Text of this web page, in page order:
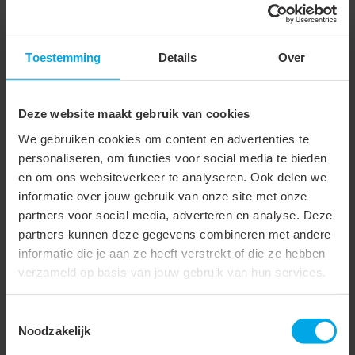
Toestemming Details Over
Deze website maakt gebruik van cookies
We gebruiken cookies om content en advertenties te
personaliseren, om functies voor social media te bieden
en om ons websiteverkeer te analyseren. Ook delen we
informatie over jouw gebruik van onze site met onze
partners voor social media, adverteren en analyse. Deze
partners kunnen deze gegevens combineren met andere
informatie die je aan ze heeft verstrekt of die ze hebben
verzameld op basis van jouw gebruik van hun services.
Noodzakelijk
Geïsoleerd
Spanningsreeks
Tot 30 kV
Dwarsdoorsnedevorm
Nom. doorsnede
aluminium, SE
50 - 95 mm²
Aansluiting als Cu-bout
Voor trekvaste